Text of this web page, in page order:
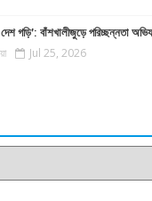
দেশ গড়ি’: বাঁশখালীজুড়ে পরিচ্ছন্নতা
Jul 25, 2026